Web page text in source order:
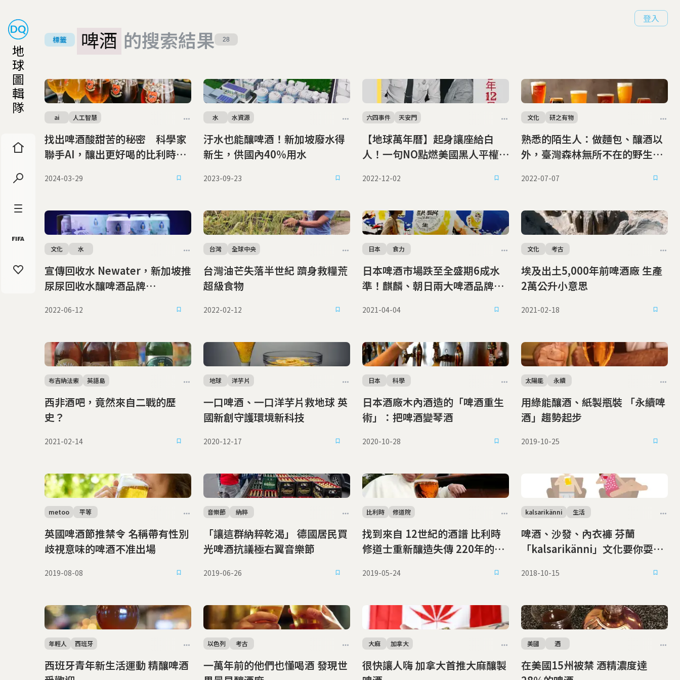
地
球
圖
輯
隊
登入
標籤 啤酒 的搜索結果 28
找出啤酒酸甜苦的秘密 科學家
聯手AI，釀出更好喝的比利時啤
ai 人工智慧
2024-03-29
汙水也能釀啤酒！新加坡廢水得
新生，供國內40％用水
水 水資源
2023-09-23
【地球萬年曆】起身讓座給白
人！一句NO點燃美國黑人平權運
六四事件 天安門
2022-12-02
熟悉的陌生人：做麵包、釀酒以
外，臺灣森林無所不在的野生釀
文化 研之有物
2022-07-07
宣傳回收水 Newater，新加坡推
尿尿回收水釀啤酒品牌
文化 水
2022-06-12
台灣油芒失落半世紀 躋身救糧荒
超級食物
台灣 全球中央
2022-02-12
日本啤酒市場跌至全盛期6成水
準！麒麟、朝日兩大啤酒品牌如
日本 食力
2021-04-04
埃及出土5,000年前啤酒廠 生產
2萬公升小意思
文化 考古
2021-02-18
西非酒吧，竟然來自二戰的歷
史？
布吉納法索 英語島
2021-02-14
一口啤酒、一口洋芋片救地球 英
國新創守護環境新科技
地球 洋芋片
2020-12-17
日本酒廠木內酒造的「啤酒重生
術」：把啤酒變琴酒
日本 科學
2020-10-28
用綠能釀酒、紙製瓶裝 「永續啤
酒」趨勢起步
太陽能 永續
2019-10-25
英國啤酒節推禁令 名稱帶有性別
歧視意味的啤酒不准出場
metoo 平等
2019-08-08
「讓這群納粹乾渴」 德國居民買
光啤酒抗議極右翼音樂節
音樂節 納粹
2019-06-26
找到來自 12世紀的酒譜 比利時
修道士重新釀造失傳 220年的啤
比利時 修道院
2019-05-24
啤酒、沙發、內衣褲 芬蘭
「kalsarikänni」文化要你耍廢
kalsarikänni 生活
2018-10-15
西班牙青年新生活運動 精釀啤酒
年輕人 西班牙
一萬年前的他們也懂喝酒 發現世
以色列 考古
很快讓人嗨 加拿大首推大麻釀製
大麻 加拿大
在美國15州被禁 酒精濃度達
美國 酒